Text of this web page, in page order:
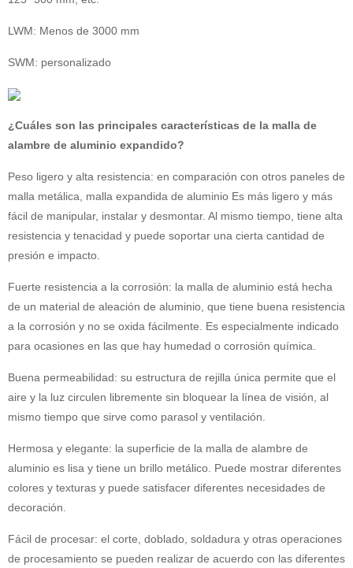
LWM: Menos de 3000 mm
SWM: personalizado
¿Cuáles son las principales características de la malla de
alambre de aluminio expandido?
Peso ligero y alta resistencia: en comparación con otros paneles de
malla metálica, malla expandida de aluminio Es más ligero y más
fácil de manipular, instalar y desmontar. Al mismo tiempo, tiene alta
resistencia y tenacidad y puede soportar una cierta cantidad de
presión e impacto.
Fuerte resistencia a la corrosión: la malla de aluminio está hecha
de un material de aleación de aluminio, que tiene buena resistencia
a la corrosión y no se oxida fácilmente. Es especialmente indicado
para ocasiones en las que hay humedad o corrosión química.
Buena permeabilidad: su estructura de rejilla única permite que el
aire y la luz circulen libremente sin bloquear la línea de visión, al
mismo tiempo que sirve como parasol y ventilación.
Hermosa y elegante: la superficie de la malla de alambre de
aluminio es lisa y tiene un brillo metálico. Puede mostrar diferentes
colores y texturas y puede satisfacer diferentes necesidades de
decoración.
Fácil de procesar: el corte, doblado, soldadura y otras operaciones
de procesamiento se pueden realizar de acuerdo con las diferentes